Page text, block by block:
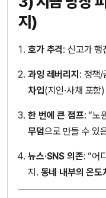
지)
호가 추격: 신고가 행
과잉 레버리지 : 정책/
차입(지인·사채 포함
한 번에 큰 점프: “노
무덤으로 만들 수 있
뉴스·SNS 의존: “어
지. 동네 내부의 온도